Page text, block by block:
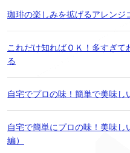
珈琲の楽しみを拡げるアレンジ
これだけ知ればＯＫ！多すぎ
る
自宅でプロの味！簡単で美味し
自宅で簡単にプロの味！美味
編）